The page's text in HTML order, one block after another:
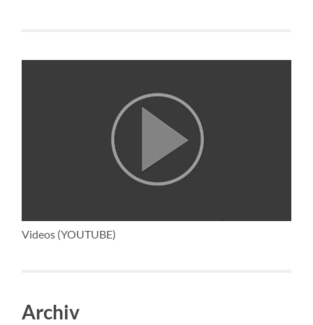
Videos (YOUTUBE)
Archiv